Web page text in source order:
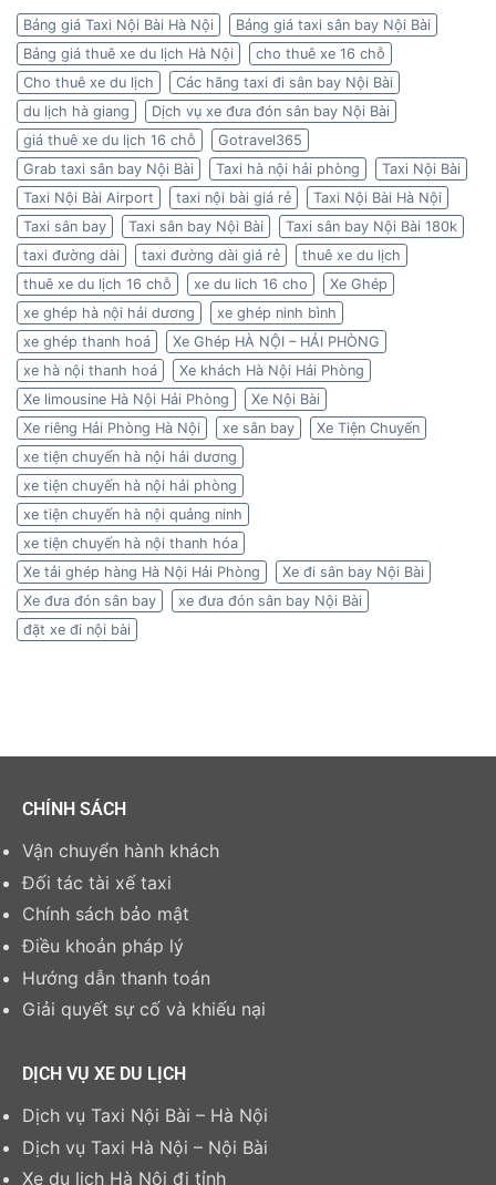
Bảng giá Taxi Nội Bài Hà Nội
Bảng giá taxi sân bay Nội Bài
Bảng giá thuê xe du lịch Hà Nội
cho thuê xe 16 chỗ
Cho thuê xe du lịch
Các hãng taxi đi sân bay Nội Bài
du lịch hà giang
Dịch vụ xe đưa đón sân bay Nội Bài
giá thuê xe du lịch 16 chỗ
Gotravel365
Grab taxi sân bay Nội Bài
Taxi hà nội hải phòng
Taxi Nội Bài
Taxi Nội Bài Airport
taxi nội bài giá rẻ
Taxi Nội Bài Hà Nội
Taxi sân bay
Taxi sân bay Nội Bài
Taxi sân bay Nội Bài 180k
taxi đường dài
taxi đường dài giá rẻ
thuê xe du lịch
thuê xe du lịch 16 chỗ
xe du lich 16 cho
Xe Ghép
xe ghép hà nội hải dương
xe ghép ninh bình
xe ghép thanh hoá
Xe Ghép HÀ NỘI – HẢI PHÒNG
xe hà nội thanh hoá
Xe khách Hà Nội Hải Phòng
Xe limousine Hà Nội Hải Phòng
Xe Nội Bài
Xe riêng Hải Phòng Hà Nội
xe sân bay
Xe Tiện Chuyến
xe tiện chuyến hà nội hải dương
xe tiện chuyến hà nội hải phòng
xe tiện chuyến hà nội quảng ninh
xe tiện chuyến hà nội thanh hóa
Xe tải ghép hàng Hà Nội Hải Phòng
Xe đi sân bay Nội Bài
Xe đưa đón sân bay
xe đưa đón sân bay Nội Bài
đặt xe đi nội bài
CHÍNH SÁCH
Vận chuyển hành khách
Đối tác tài xế taxi
Chính sách bảo mật
Điều khoản pháp lý
Hướng dẫn thanh toán
Giải quyết sự cố và khiếu nại
DỊCH VỤ XE DU LỊCH
Dịch vụ Taxi Nội Bài – Hà Nội
Dịch vụ Taxi Hà Nội – Nội Bài
Xe du lịch Hà Nội đi tỉnh